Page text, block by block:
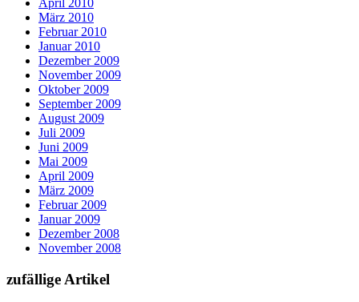
April 2010
März 2010
Februar 2010
Januar 2010
Dezember 2009
November 2009
Oktober 2009
September 2009
August 2009
Juli 2009
Juni 2009
Mai 2009
April 2009
März 2009
Februar 2009
Januar 2009
Dezember 2008
November 2008
zufällige Artikel